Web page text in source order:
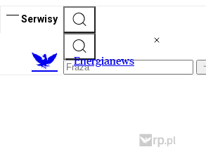
Serwisy
Energianews